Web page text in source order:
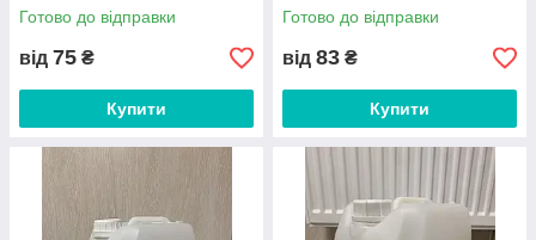
Готово до відправки
від 75 ₴
Купити
Готово до відправки
від 83 ₴
Купити